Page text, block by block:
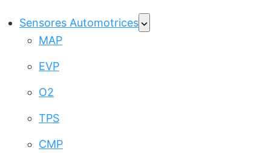
Sensores Automotrices
MAP
EVP
O2
TPS
CMP